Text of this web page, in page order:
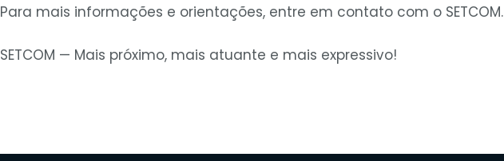
Para mais informações e orientações, entre em contato com o SETCOM.
SETCOM — Mais próximo, mais atuante e mais expressivo!